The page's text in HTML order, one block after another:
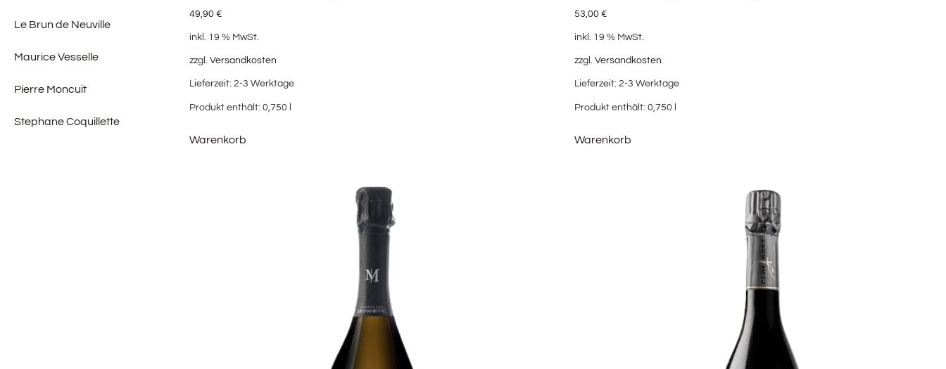
Le Brun de Neuville
Maurice Vesselle
Pierre Moncuit
Stephane Coquillette
49,90 €
inkl. 19 % MwSt.
zzgl. Versandkosten
Lieferzeit: 2-3 Werktage
Produkt enthält: 0,750 l
Warenkorb
53,00€
inkl. 19 % MwSt.
zzgl.Versandkosten
Lieferzeit:2-3 Werktage
Produkt enthält: 0,750 l
Warenkorb